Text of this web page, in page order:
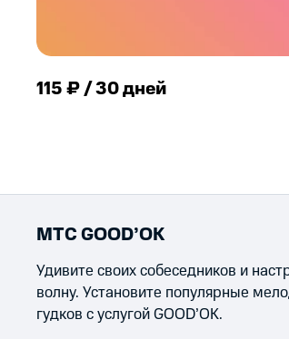
115 ₽ / 30 дней
МТС GOOD’OK
Удивите своих собеседников и
волну. Установите популярные
гудков с услугой GOOD’OK.